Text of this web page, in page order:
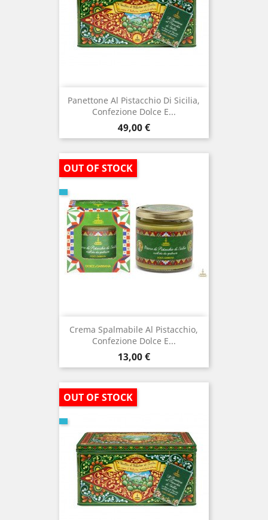
Panettone Al Pistacchio Di Sicilia,
Confezione Dolce E...
Prezzo
49,00 €
Crema Spalmabile Al Pistacchio,
Confezione Dolce E...
Prezzo
13,00 €
OUT OF STOCK
OUT OF STOCK